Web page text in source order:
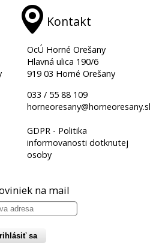
Kontakt
OcÚ Horné Orešany
Hlavná ulica 190/6
919 03 Horné Orešany
033 / 55 88 109
GDPR - Politika
informovanosti dotknutej
osoby
na mail
sa